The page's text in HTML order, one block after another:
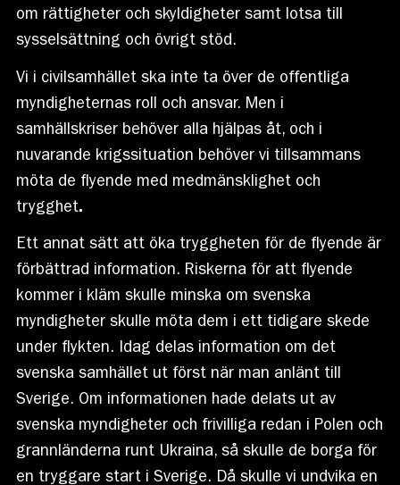
om rättigheter och skyldigheter samt lotsa till
sysselsättning och övrigt stöd.
Vi i civilsamhället ska inte ta över de offentliga
myndigheternas roll och ansvar. Men i
samhällskriser behöver alla hjälpas åt, och i
nuvarande krigssituation behöver vi tillsammans
möta de flyende med medmänsklighet och
trygghet.
Ett annat sätt att öka tryggheten för de flyende är
förbättrad information. Riskerna för att flyende
kommer i kläm skulle minska om svenska
myndigheter skulle möta dem i ett tidigare skede
under flykten. Idag delas information om det
svenska samhället ut först när man anlänt till
Sverige. Om informationen hade delats ut av
svenska myndigheter och frivilliga redan i Polen och
grannländerna runt Ukraina, så skulle de borga för
en tryggare start i Sverige. Då skulle vi undvika en